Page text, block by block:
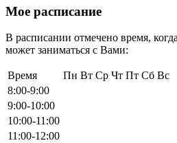
Мое расписание
В расписании отмечено время,
может заниматься с Вами:
Время Пн Вт Ср Чт Пт Сб Вс
8:00-9:00
9:00-10:00
10:00-11:00
11:00-12:00